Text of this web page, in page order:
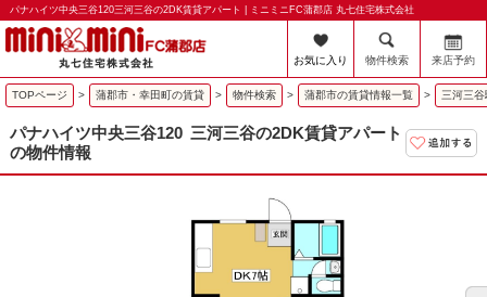
パナハイツ中央三谷120三河三谷の2DK賃貸アパート | ミニミニFC蒲郡店 丸七住宅株式会社
お気に入り 物件検索 来店予約
TOPページ > 蒲郡市・幸田町の賃貸 > 物件検索 > 蒲郡市の賃貸情報一覧 > 三河三
パナハイツ中央三谷120 三河三谷の2DK賃貸アパート
の物件情報